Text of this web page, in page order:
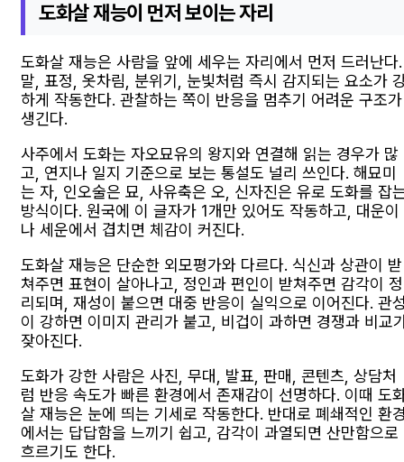
도화살 재능이 먼저 보이는 자리
도화살 재능은 사람을 앞에 세우는 자리에서 먼저 드러난다.
말, 표정, 옷차림, 분위기, 눈빛처럼 즉시 감지되는 요소가
하게 작동한다. 관찰하는 쪽이 반응을 멈추기 어려운 구조가
생긴다.
사주에서 도화는 자오묘유의 왕지와 연결해 읽는 경우가 많
고, 연지나 일지 기준으로 보는 통설도 널리 쓰인다. 해묘미
는 자, 인오술은 묘, 사유축은 오, 신자진은 유로 도화를 잡
방식이다. 원국에 이 글자가 1개만 있어도 작동하고, 대운이
나 세운에서 겹치면 체감이 커진다.
도화살 재능은 단순한 외모평가와 다르다. 식신과 상관이 받
쳐주면 표현이 살아나고, 정인과 편인이 받쳐주면 감각이 정
리되며, 재성이 붙으면 대중 반응이 실익으로 이어진다. 관
이 강하면 이미지 관리가 붙고, 비겁이 과하면 경쟁과 비교
잦아진다.
도화가 강한 사람은 사진, 무대, 발표, 판매, 콘텐츠, 상담처
럼 반응 속도가 빠른 환경에서 존재감이 선명하다. 이때 도
살 재능은 눈에 띄는 기세로 작동한다. 반대로 폐쇄적인 환
에서는 답답함을 느끼기 쉽고, 감각이 과열되면 산만함으로
흐르기도 한다.